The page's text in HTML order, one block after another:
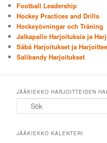
Football Leadership
Hockey Practices and Drills
Hockeyövningar och Träning
Jalkapallo Harjoituksia ja
Säbä Harjoitukset ja
Salibandy Harjoitukset
JÄÄKIEKKO HARJOITTEIDEN
JÄÄKIEKKO KALENTERI